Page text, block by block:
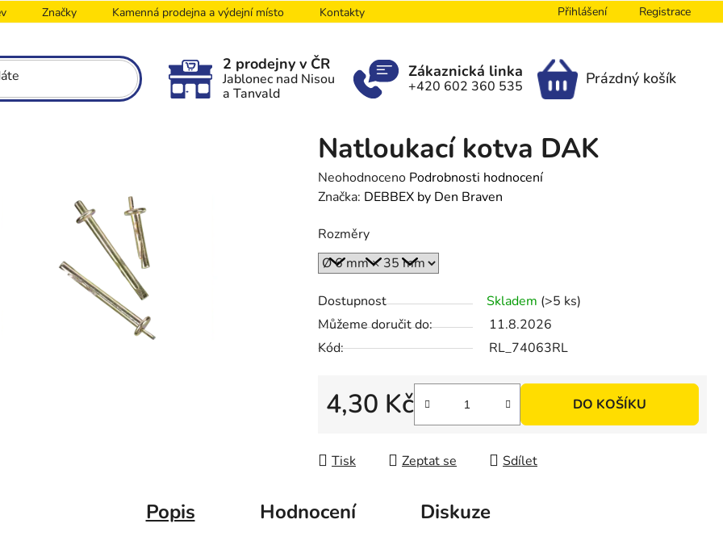
Značky Kamenná prodejna a výdejní místo Kontakty Přihlášení Registrace
NÁKUPNÍ
KOŠÍK
Prázdný košík
Zákaznická linka
+420 602 360 535
2 prodejny v ČR
Jablonec nad Nisou
a Tanvald
Natloukací kotva DAK
Průměrné
hodnocení
je
0,0
z
5
hvězdiček.
Neohodnoceno Podrobnosti hodnocení
Značka: DEBBEX by Den Braven
Rozměry
Dostupnost Skladem (>5 ks)
Můžeme doručit do:
11.8.2026
Kód:
RL_74063RL
4,30 Kč DO KOŠÍKU
Tisk Zeptat se Sdílet
Popis Hodnocení Diskuze